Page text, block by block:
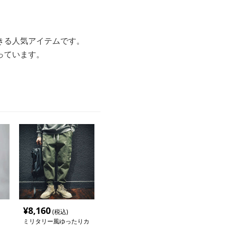
人気アイテムです。
います。
¥8,160(税込)
ミリタリー風ゆったりカ